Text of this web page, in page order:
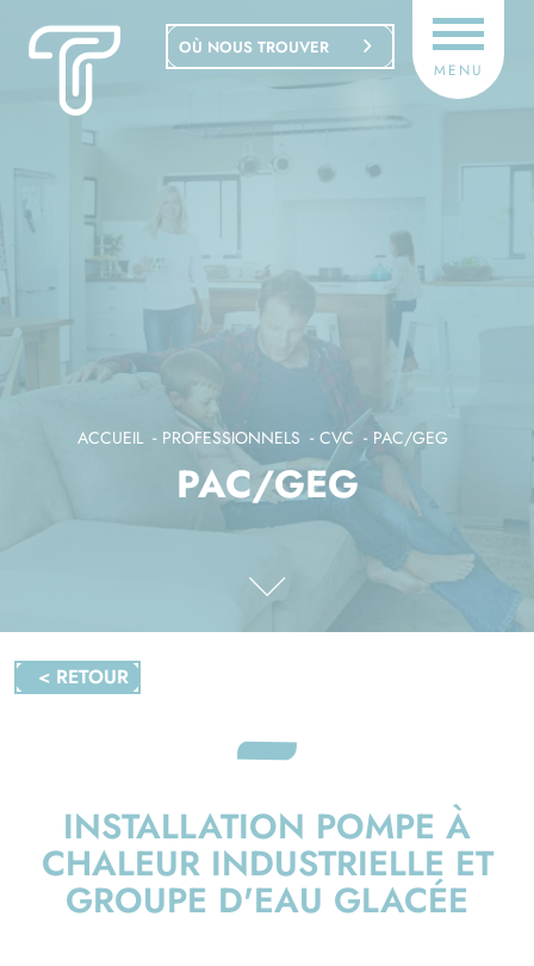
OÙ NOUS TROUVER
MENU
ACCUEIL PROFESSIONNELS CVC PAC/GEG
PAC/GEG
< RETOUR
INSTALLATION POMPE À
CHALEUR INDUSTRIELLE ET
GROUPE D'EAU GLACÉE